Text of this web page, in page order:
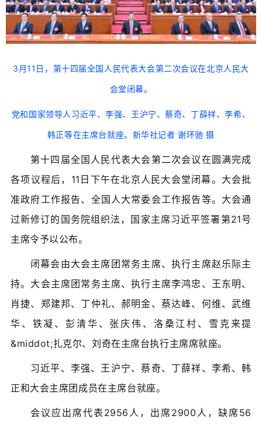
3月11日，第十四届全国人民代表大会第二次会议在北京人民大
会堂闭幕。
党和国家领导人习近平、李强、王沪宁、蔡奇、丁薛祥、李希、
韩正等在主席台就座。新华社记者 谢环驰 摄
第十四届全国人民代表大会第二次会议在圆满完成
各项议程后，11日下午在北京人民大会堂闭幕。大会批
准政府工作报告、全国人大常委会工作报告等。大会通
过新修订的国务院组织法，国家主席习近平签署第21号
主席令予以公布。
闭幕会由大会主席团常务主席、执行主席赵乐际主
持。大会主席团常务主席、执行主席李鸿忠、王东明、
肖捷、郑建邦、丁仲礼、郝明金、蔡达峰、何维、武维
华、铁凝、彭清华、张庆伟、洛桑江村、雪克来提
&middot;扎克尔、刘奇在主席台执行主席席就座。
习近平、李强、王沪宁、蔡奇、丁薛祥、李希、韩
正和大会主席团成员在主席台就座。
会议应出席代表2956人，出席2900人，缺席56